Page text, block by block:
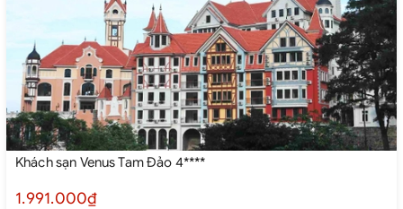
Khách sạn Venus Tam Đảo 4****
1.991.000₫